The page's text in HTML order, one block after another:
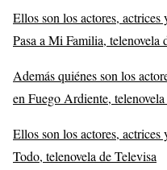
Ellos son los actores,
Pasa a Mi Familia, telenovela
Además quiénes son los
en Fuego Ardiente,
Ellos son los actores,
Todo, telenovela de Televisa